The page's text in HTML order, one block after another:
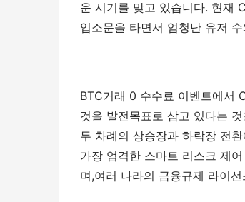
운 시기를 맞고 있습니다. 현재
입소문을 타면서 엄청난 유저
BTC거래 0 수수료 이벤트에서
것을 발전목표로 삼고 있다는
두 차례의 상승장과 하락장 전
가장 엄격한 스마트 리스크 제
며,여러 나라의 금융규제 라이